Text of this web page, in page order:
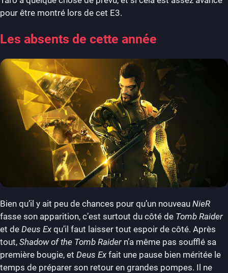
pour être montré lors de cet E3.
Les absents de cette année
Bien qu’il y ait peu de chances pour qu’un nouveau NieR
fasse son apparition, c’est surtout du côté de Tomb Raider
et de Deus Ex qu’il faut laisser tout espoir de côté. Après
tout, Shadow of the Tomb Raider n’a même pas soufflé sa
première bougie, et Deus Ex fait une pause bien méritée le
temps de préparer son retour en grandes pompes. Il ne